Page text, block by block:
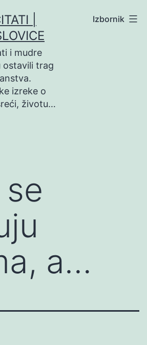
|
i mudre
ostavili trag
izreke o
životu…
Izbornik
a…